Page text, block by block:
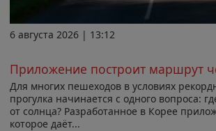
6 августа 2026 | 13:12
Приложение построит маршрут
Для многих пешеходов в условиях
прогулка начинается с одного вопроса:
от солнца? Разработанное в Корее
которое даёт...